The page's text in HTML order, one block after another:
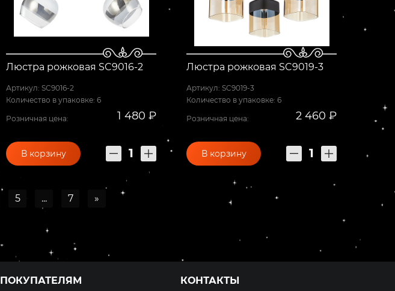
Люстра рожковая SC9016-2
Артикул: SC9016-2
Количество в упаковке: 6
Розничная цена: 1 480 ₽
В корзину
Люстра рожковая SC9019-3
Артикул: SC9019-3
Количество в упаковке: 6
Розничная цена: 2 460 ₽
В корзину
5 ... 7 »
ПОКУПАТЕЛЯМ КОНТАКТЫ